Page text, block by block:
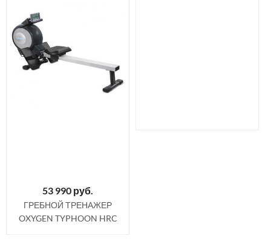
53 990 руб.
ГРЕБНОЙ ТРЕНАЖЕР
OXYGEN TYPHOON HRC